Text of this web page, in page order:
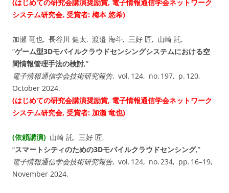
(はじめての研究会講演奨励賞, 電子情報通信学会ネットワーク
システム研究会, 受賞者: 梅本 悠希)
加瀬 竜也, 長谷川 健太, 渡邉 海斗, 三好 匠, 山崎 託,
“ゲーム型3Dモバイルクラウドセンシングシステムにおける空
間情報管理手法の検討,”
電子情報通信学会技術研究報告, vol. ⁠124, no. ⁠197, p. 120,
October 2024.
(はじめての研究会講演奨励賞, 電子情報通信学会ネットワーク
システム研究会, 受賞者: 加瀬 竜也)
(依頼講演) 山崎 託, 三好 匠,
“スマートシティのための3Dモバイルクラウドセンシング,”
電子情報通信学会技術研究報告, vol. ⁠124, no. ⁠234, pp. 16–19,
November 2024.